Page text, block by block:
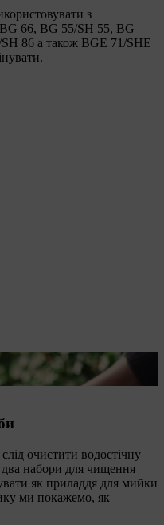
з
66, BG 55/SH 55, BG
86 а також BGE 71/SHE
трубу.
очистити водостічну
набори для чищення
як приладдя для мийки
ми покажемо, як